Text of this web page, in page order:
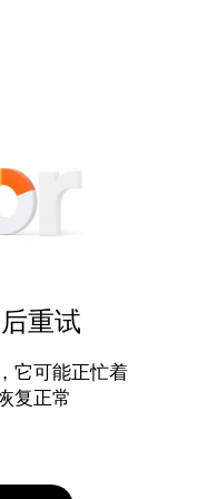
重试
它可能正忙着
复正常